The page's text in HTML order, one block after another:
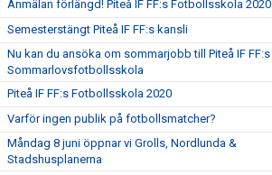
Anmälan förlängd! Piteå IF FF:s Fotbollsskola 2020
Semesterstängt Piteå IF FF:s kansli
Nu kan du ansöka om sommarjobb till Piteå IF FF:s
Sommarlovsfotbollsskola
Piteå IF FF:s Fotbollsskola 2020
Varför ingen publik på fotbollsmatcher?
Måndag 8 juni öppnar vi Grolls, Nordlunda &
Stadshusplanerna